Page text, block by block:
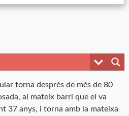
torna després de més de 80
al mateix barri que el va
37 anys, i torna amb la mateixa